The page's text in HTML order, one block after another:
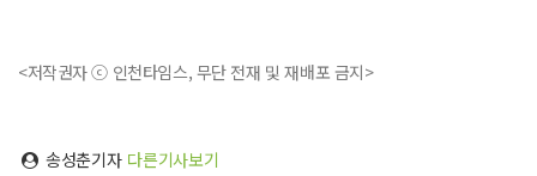
<저작권자 ⓒ 인천타임스, 무단 전재 및 재배포 금지>
송성춘기자 다른기사보기